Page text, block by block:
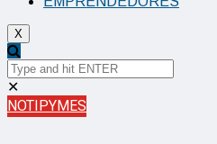
X
✕
NOTIPYMES